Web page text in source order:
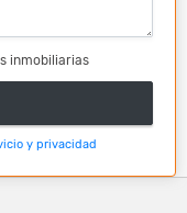
inmobiliarias
y privacidad